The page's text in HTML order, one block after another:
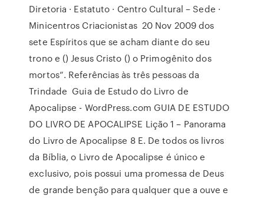
Diretoria · Estatuto · Centro Cultural – Sede ·
Minicentros Criacionistas 20 Nov 2009 dos
sete Espíritos que se acham diante do seu
trono e () Jesus Cristo () o Primogênito dos
mortos”. Referências às três pessoas da
Trindade Guia de Estudo do Livro de
Apocalipse - WordPress.com GUIA DE ESTUDO
DO LIVRO DE APOCALIPSE Lição 1 – Panorama
do Livro de Apocalipse 8 E. De todos os livros
da Bíblia, o Livro de Apocalipse é único e
exclusivo, pois possui uma promessa de Deus
de grande benção para qualquer que a ouve e